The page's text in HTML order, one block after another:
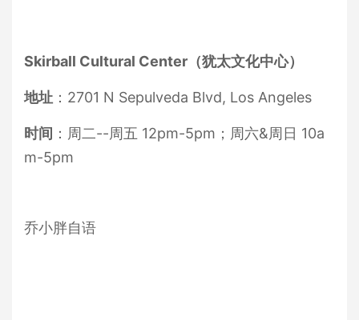
Skirball Cultural Center（犹太文化中心）
地址 ：2701 N Sepulveda Blvd, Los Angeles
时间 ：周二--周五 12pm-5pm；周六&周日 10a
m-5pm
乔小胖自语